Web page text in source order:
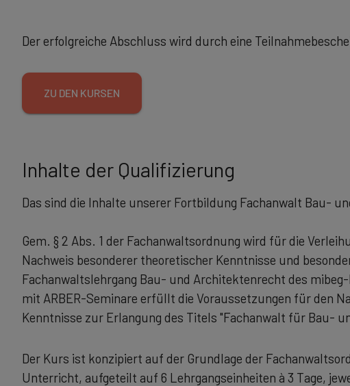
Der erfolgreiche Abschluss wird durch eine
ZU DEN KURSEN
Inhalte der Qualifizierung
Das sind die Inhalte unserer Fortbildung Fachanwalt Bau-
Gem. § 2 Abs. 1 der Fachanwaltsordnung wird für die
Nachweis besonderer theoretischer Kenntnisse und
Fachanwaltslehrgang Bau- und Architektenrecht des
mit ARBER-Seminare erfüllt die Voraussetzungen für den
Kenntnisse zur Erlangung des Titels "Fachanwalt für Bau-
Der Kurs ist konzipiert auf der Grundlage der
Unterricht, aufgeteilt auf 6 Lehrgangseinheiten à 3 Tage,